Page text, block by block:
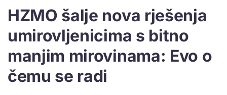
HZMO šalje nova rješenja
umirovljenicima s bitno
manjim mirovinama: Evo o
čemu se radi